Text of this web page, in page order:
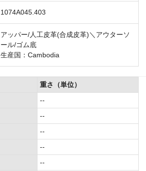
1074A045.403
アッパー/人工皮革(合成皮革)＼アウターソ
ール/ゴム底
生産国：Cambodia
重さ（単位）
--
--
--
--
--